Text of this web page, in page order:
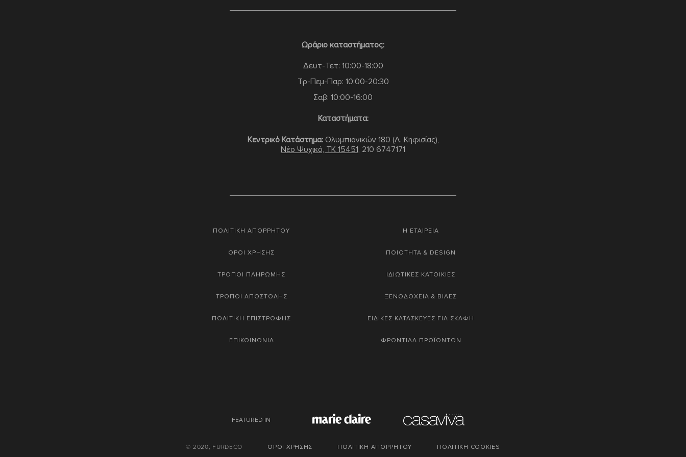
Ωράριο καταστήματος:
Δευτ-Τετ: 10:00-18:00
Τρ-Πεμ-Παρ: 10:00-20:30
Σαβ: 10:00-16:00
Καταστήματα:
Κεντρικό Κατάστημα:Ολυμπιονικών 180 (Λ. Κηφισίας),
Νέο Ψυχικό, TK 15451, 210 6747171
ΠΟΛΙΤΙΚΗ ΑΠΟΡΡΗΤΟΥ
ΟΡΟΙ ΧΡΗΣΗΣ
ΤΡΟΠΟΙ ΠΛΗΡΩΜΗΣ
ΤΡΟΠΟΙ ΑΠΟΣΤΟΛΗΣ
ΠΟΛΙΤΙΚΗ ΕΠΙΣΤΡΟΦΗΣ
ΕΠΙΚΟΙΝΩΝΙΑ
Η ΕΤΑΙΡΕΙΑ
ΠΟΙΟΤΗΤΑ & DESIGN
ΙΔΙΩΤΙΚΕΣ ΚΑΤΟΙΚΙΕΣ
ΞΕΝΟΔΟΧΕΙΑ & ΒΙΛΕΣ
ΕΙΔΙΚΕΣ ΚΑΤΑΣΚΕΥΕΣ ΓΙΑ ΣΚΑΦΗ
ΦΡΟΝΤΙΔΑ ΠΡΟΪΟΝΤΩΝ
FEATURED IN
© 2020, FURDECO ΟΡΟΙ ΧΡΗΣΗΣ ΠΟΛΙΤΙΚΗ ΑΠΟΡΡΗΤΟΥ ΠΟΛΙΤΙΚΗ COOKIES